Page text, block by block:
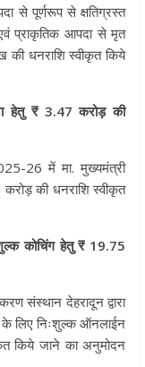
से पूर्णरूप से क्षतिग्रस्त
प्राकृतिक आपदा से मृत
धनराशि स्वीकृत किये
हेतु ₹ 3.47 करोड़ की
26 में मा. मुख्यमंत्री
की धनराशि स्वीकृत
कोचिंग हेतु ₹ 19.75
संस्थान देहरादून द्वारा
के लिए निःशुल्क ऑनलाईन
किये जाने का अनुमोदन